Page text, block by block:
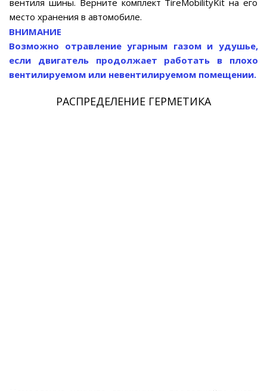
вентиля шины. Верните комплект TireMobilityKit на его
место хранения в автомобиле.
ВНИМАНИЕ
Возможно отравление угарным газом и удушье,
если двигатель продолжает работать в плохо
вентилируемом или невентилируемом помещении.
РАСПРЕДЕЛЕНИЕ ГЕРМЕТИКА